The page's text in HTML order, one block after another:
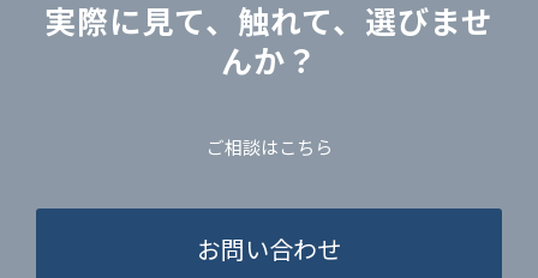
実際に見て、触れて、選びませ
んか？
ご相談はこちら
お問い合わせ